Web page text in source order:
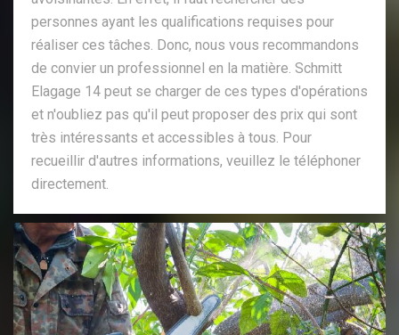
personnes ayant les qualifications requises pour
réaliser ces tâches. Donc, nous vous recommandons
de convier un professionnel en la matière. Schmitt
Elagage 14 peut se charger de ces types d'opérations
et n'oubliez pas qu'il peut proposer des prix qui sont
très intéressants et accessibles à tous. Pour
recueillir d'autres informations, veuillez le téléphoner
directement.